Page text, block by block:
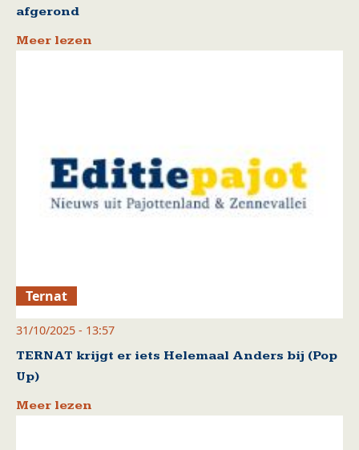
afgerond
Meer lezen
Ternat
31/10/2025 - 13:57
TERNAT krijgt er iets Helemaal Anders bij (Pop
Up)
Meer lezen